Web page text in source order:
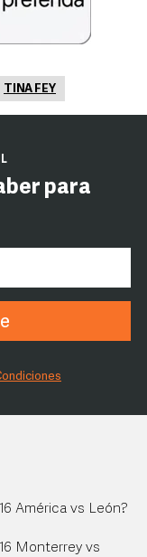
TINA FEY
para
América vs León?
Monterrey vs